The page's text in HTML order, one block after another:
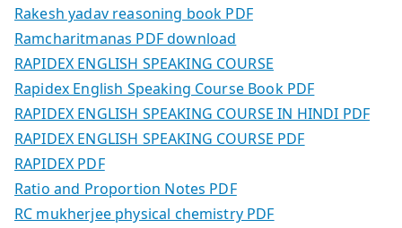
Rakesh yadav reasoning book PDF
Ramcharitmanas PDF download
RAPIDEX ENGLISH SPEAKING COURSE
Rapidex English Speaking Course Book PDF
RAPIDEX ENGLISH SPEAKING COURSE IN HINDI PDF
RAPIDEX ENGLISH SPEAKING COURSE PDF
RAPIDEX PDF
Ratio and Proportion Notes PDF
RC mukherjee physical chemistry PDF